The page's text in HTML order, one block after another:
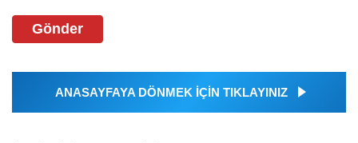
Gönder
ANASAYFAYA DÖNMEK İÇİN TIKLAYINIZ